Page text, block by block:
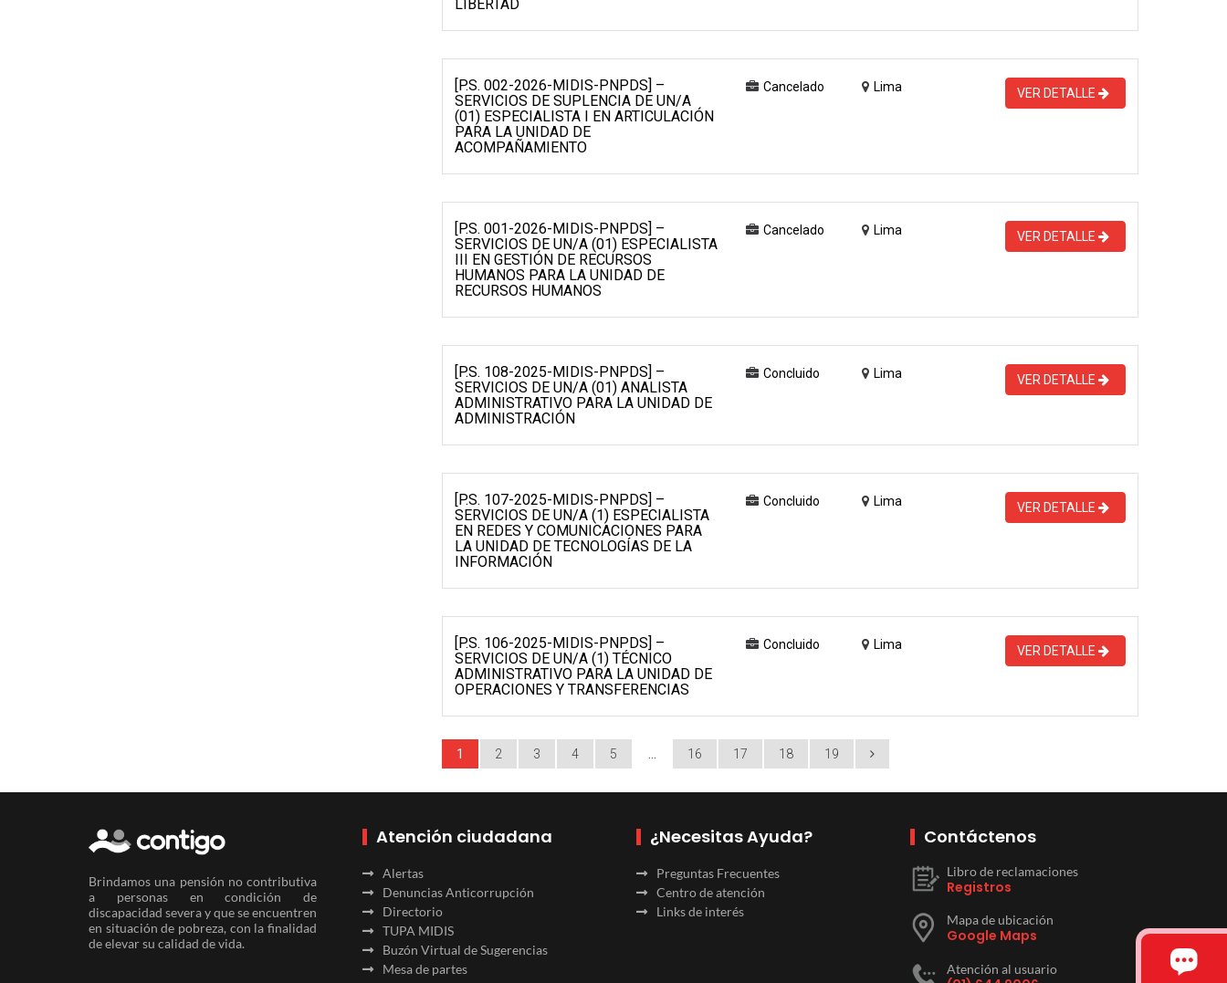
LIBERTAD
[P.S. 002-2026-MIDIS-PNPDS] –
SERVICIOS DE SUPLENCIA DE UN/A
(01) ESPECIALISTA I EN ARTICULACIÓN
PARA LA UNIDAD DE
ACOMPAÑAMIENTO
Cancelado Lima VER DETALLE
[P.S. 001-2026-MIDIS-PNPDS] –
SERVICIOS DE UN/A (01) ESPECIALISTA
III EN GESTIÓN DE RECURSOS
HUMANOS PARA LA UNIDAD DE
RECURSOS HUMANOS
Cancelado Lima VER DETALLE
[P.S. 108-2025-MIDIS-PNPDS] –
SERVICIOS DE UN/A (01) ANALISTA
ADMINISTRATIVO PARA LA UNIDAD DE
ADMINISTRACIÓN
Concluido Lima VER DETALLE
[P.S. 107-2025-MIDIS-PNPDS] –
SERVICIOS DE UN/A (1) ESPECIALISTA
EN REDES Y COMUNICACIONES PARA
LA UNIDAD DE TECNOLOGÍAS DE LA
INFORMACIÓN
Concluido Lima VER DETALLE
[P.S. 106-2025-MIDIS-PNPDS] –
SERVICIOS DE UN/A (1) TÉCNICO
ADMINISTRATIVO PARA LA UNIDAD DE
OPERACIONES Y TRANSFERENCIAS
Concluido Lima VER DETALLE
1 2 3 4 5 16 17 18 19
Brindamos una pensión no contributiva
a personas en condición de
discapacidad severa y que se encuentren
en situación de pobreza, con la finalidad
de elevar su calidad de vida.
Atención ciudadana
Alertas
Denuncias Anticorrupción
Directorio
TUPA MIDIS
Buzón Virtual de Sugerencias
Mesa de partes
¿Necesitas Ayuda?
Preguntas Frecuentes
Centro de atención
Links de interés
Contáctenos
Libro de reclamaciones
Registros
Mapa de ubicación
Google Maps
Atención al usuario